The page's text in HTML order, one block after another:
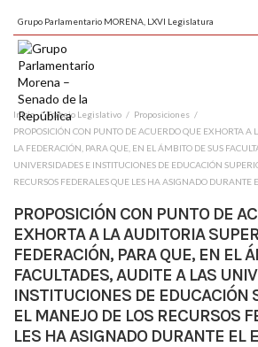
Grupo Parlamentario MORENA, LXVI Legislatura
Inicio Trabajo Legislativo
Proposiciones
PROPOSICIÓN CON PUNTO DE ACUERDO QUE EXHORTA A
LA FEDERACIÓN, PARA QUE, EN EL ÁMBITO DE SUS
UNIVERSIDADES E INSTITUCIONES DE EDUCACIÓN
RECURSOS FEDERALES QUE LES HA ASIGNADO DURANTE
PROPOSICIÓN CON PUNTO DE
EXHORTA A LA AUDITORIA
FEDERACIÓN, PARA QUE, EN EL
FACULTADES, AUDITE A LAS
INSTITUCIONES DE EDUCACIÓN
EL MANEJO DE LOS RECURSOS
LES HA ASIGNADO DURANTE EL